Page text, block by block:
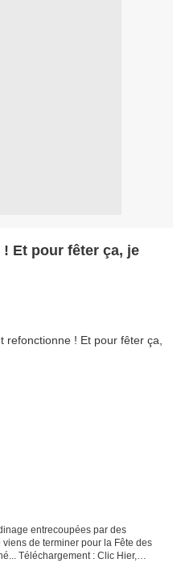
Et pour fêter ça, je
entrecoupées par des
de terminer pour la Fête des
Téléchargement : Clic Hier,